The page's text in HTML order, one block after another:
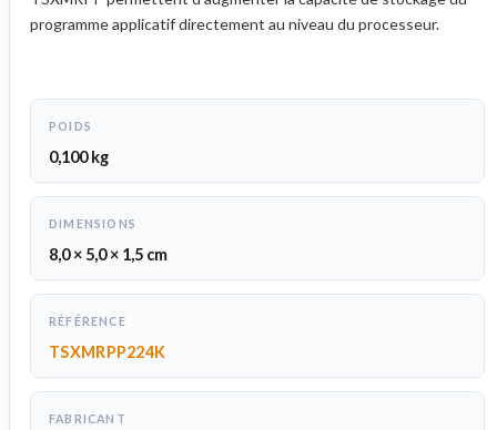
programme applicatif directement au niveau du processeur.
POIDS
0,100 kg
DIMENSIONS
8,0 × 5,0 × 1,5 cm
RÉFÉRENCE
TSXMRPP224K
FABRICANT